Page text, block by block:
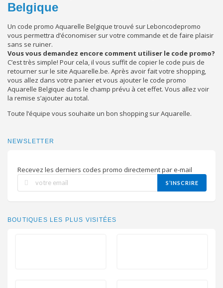
Belgique
Un code promo Aquarelle Belgique trouvé sur Leboncodepromo
vous permettra d’économiser sur votre commande et de faire plaisir
sans se ruiner.
Vous vous demandez encore comment utiliser le code promo?
C’est très simple! Pour cela, il vous suffit de copier le code puis de
retourner sur le site Aquarelle.be. Après avoir fait votre shopping,
vous allez dans votre panier et vous ajouter le code promo
Aquarelle Belgique dans le champ prévu à cet effet. Vous allez voir
la remise s’ajouter au total.
Toute l’équipe vous souhaite un bon shopping sur Aquarelle.
NEWSLETTER
Recevez les derniers codes promo directement par e-mail
S’INSCRIRE
BOUTIQUES LES PLUS VISITÉES